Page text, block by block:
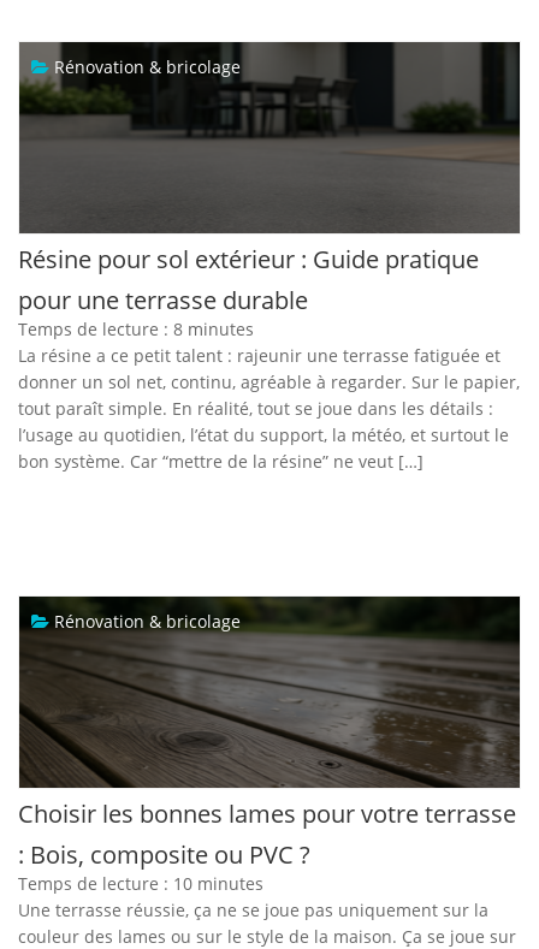
Rénovation & bricolage
Résine pour sol extérieur : Guide pratique
pour une terrasse durable
Temps de lecture : 8 minutes
La résine a ce petit talent : rajeunir une terrasse fatiguée et
donner un sol net, continu, agréable à regarder. Sur le papier,
tout paraît simple. En réalité, tout se joue dans les détails :
l’usage au quotidien, l’état du support, la météo, et surtout le
bon système. Car “mettre de la résine” ne veut […]
Rénovation & bricolage
Choisir les bonnes lames pour votre terrasse
: Bois, composite ou PVC ?
Temps de lecture : 10 minutes
Une terrasse réussie, ça ne se joue pas uniquement sur la
couleur des lames ou sur le style de la maison. Ça se joue sur